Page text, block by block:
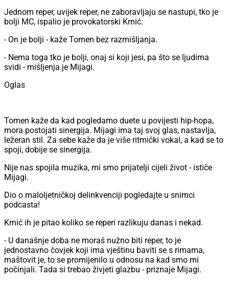
Jednom reper, uvijek reper, ne zaboravljaju se nastupi, tko je
bolji MC, ispalio je provokatorski Krnić.
- On je bolji - kaže Tomen bez razmišljanja.
- Nema toga tko je bolji, onaj si koji jesi, pa što se ljudima
svidi - mišljenja je Mijagi.
Oglas
Tomen kaže da kad pogledamo duete u povijesti hip-hopa,
mora postojati sinergija. Mijagi ima taj svoj glas, nastavlja,
ležeran stil. Za sebe kaže da je više ritmički vokal, a kad se to
spoji, dobije se sinergija.
Nije nas spojila muzika, mi smo prijatelji cijeli život - ističe
Mijagi.
Dio o maloljetničkoj delinkvenciji pogledajte u snimci
podcasta!
Krnić ih je pitao koliko se reperi razlikuju danas i nekad.
- U današnje doba ne moraš nužno biti reper, to je
jednostavno čovjek koji ima vještinu baviti se s rimama,
maštovit je, to se promijenilo u odnosu na kad smo mi
počinjali. Tada si trebao živjeti glazbu - priznaje Mijagi.